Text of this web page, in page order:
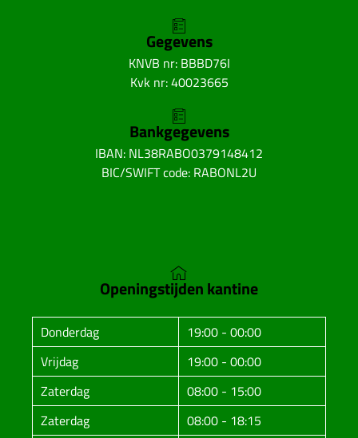
Gegevens
KNVB nr: BBBD76I
Kvk nr: 40023665
Bankgegevens
IBAN: NL38RABO0379148412
BIC/SWIFT code: RABONL2U
Openingstijden kantine
Donderdag
19:00 - 00:00
Vrijdag
19:00 - 00:00
Zaterdag
08:00 - 15:00
Zaterdag
08:00 - 18:15